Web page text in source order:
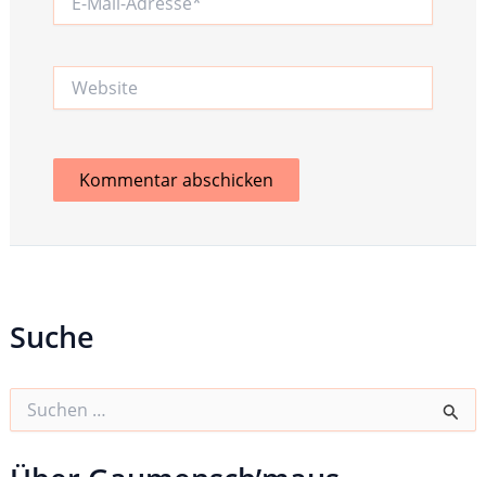
Mail-
Suche
h